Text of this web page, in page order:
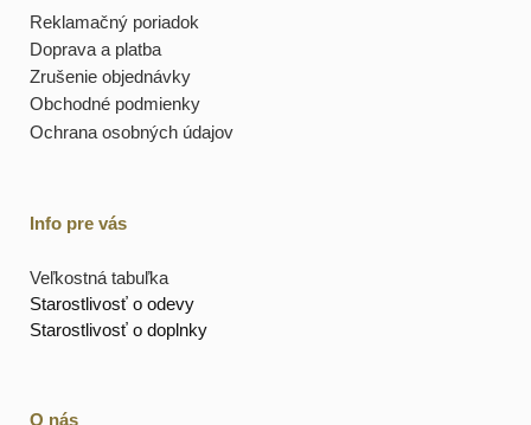
Reklamačný poriadok
Doprava a platba
Zrušenie objednávky
Obchodné podmienky
Ochrana osobných údajov
Info pre vás
Veľkostná tabuľka
Starostlivosť o odevy
Starostlivosť o doplnky
O nás